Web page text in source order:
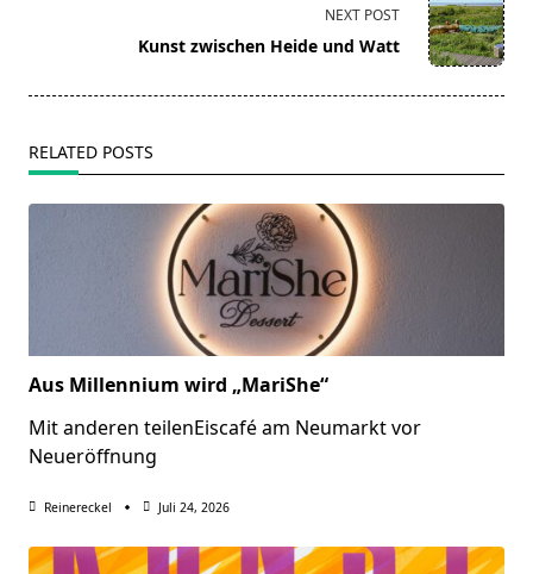
NEXT POST
Kunst zwischen Heide und Watt
RELATED POSTS
Aus Millennium wird „MariShe“
Mit anderen teilenEiscafé am Neumarkt vor
Neueröffnung
Reinereckel Juli 24, 2026